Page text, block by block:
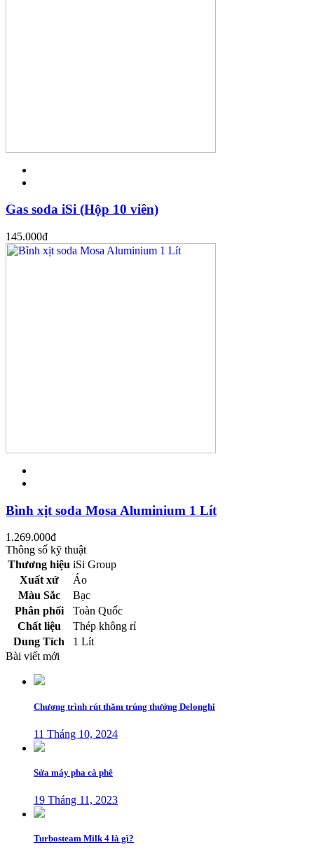
Gas soda iSi (Hộp 10 viên)
145.000đ
Bình xịt soda Mosa Aluminium 1 Lít
1.269.000đ
Thông số kỹ thuật
Thương hiệu iSi Group
Xuất xứ
Áo
Màu Sắc
Bạc
Phân phối
Toàn Quốc
Chất liệu
Thép không rỉ
Dung Tích
1 Lít
Bài viết mới
Chương trình rút thăm trúng thưởng Delonghi
11 Tháng 10, 2024
Sửa máy pha cà phê
19 Tháng 11, 2023
Turbosteam Milk 4 là gì?